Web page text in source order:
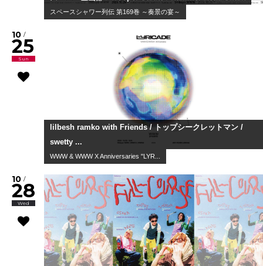
18
ワンマンライブ『 』
10/
24